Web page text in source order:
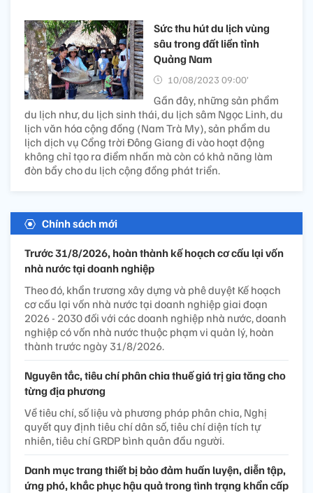
Sức thu hút du lịch vùng
sâu trong đất liền tỉnh
Quảng Nam
10/08/2023 09:00’
Gần đây, những sản phẩm
du lịch như, du lịch sinh thái, du lịch sâm Ngọc Linh, du
lịch văn hóa cộng đồng (Nam Trà My), sản phẩm du
lịch dịch vụ Cổng trời Đông Giang đi vào hoạt động
không chỉ tạo ra điểm nhấn mà còn có khả năng làm
đòn bẩy cho du lịch cộng đồng phát triển.
Chính sách mới
Trước 31/8/2026, hoàn thành kế hoạch cơ cấu lại vốn
nhà nước tại doanh nghiệp
Theo đó, khẩn trương xây dựng và phê duyệt Kế hoạch
cơ cấu lại vốn nhà nước tại doanh nghiệp giai đoạn
2026 - 2030 đối với các doanh nghiệp nhà nước, doanh
nghiệp có vốn nhà nước thuộc phạm vi quản lý, hoàn
thành trước ngày 31/8/2026.
Nguyên tắc, tiêu chí phân chia thuế giá trị gia tăng cho
từng địa phương
Về tiêu chí, số liệu và phương pháp phân chia, Nghị
quyết quy định tiêu chí dân số, tiêu chí diện tích tự
nhiên, tiêu chí GRDP bình quân đầu người.
Danh mục trang thiết bị bảo đảm huấn luyện, diễn tập,
ứng phó, khắc phục hậu quả trong tình trạng khẩn cấp